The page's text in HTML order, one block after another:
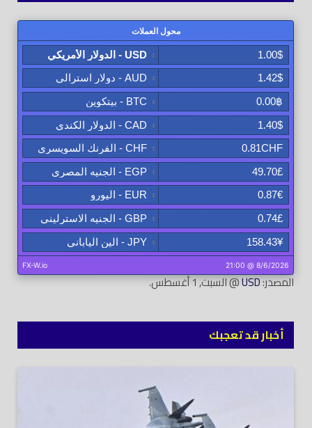
المصدر:USD@ السبت, 1 أغسطس.
أخبار قد تعجبك